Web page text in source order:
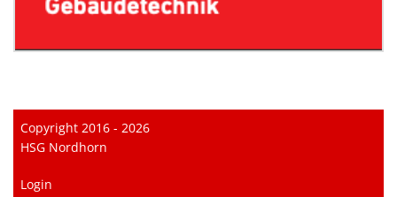
Copyright 2016 - 2026
HSG Nordhorn
Login